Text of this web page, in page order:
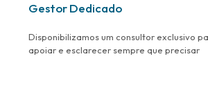
Gestor Dedicado
Disponibilizamos um consultor exclusivo
apoiar e esclarecer sempre que precisar